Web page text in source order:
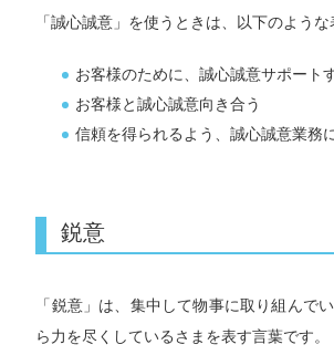
「誠心誠意」を使うときは、以下のような
お客様のために、誠心誠意サポート
お客様と誠心誠意向き合う
信頼を得られるよう、誠心誠意業務
鋭意
「鋭意」は、集中して物事に取り組んで
ら力を尽くしているさまを表す言葉です。